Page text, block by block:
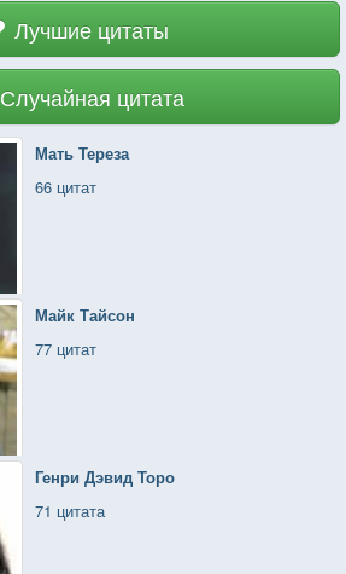
Лучшие цитаты
Случайная цитата
Мать Тереза
66 цитат
Майк Тайсон
77 цитат
Генри Дэвид Торо
71 цитата